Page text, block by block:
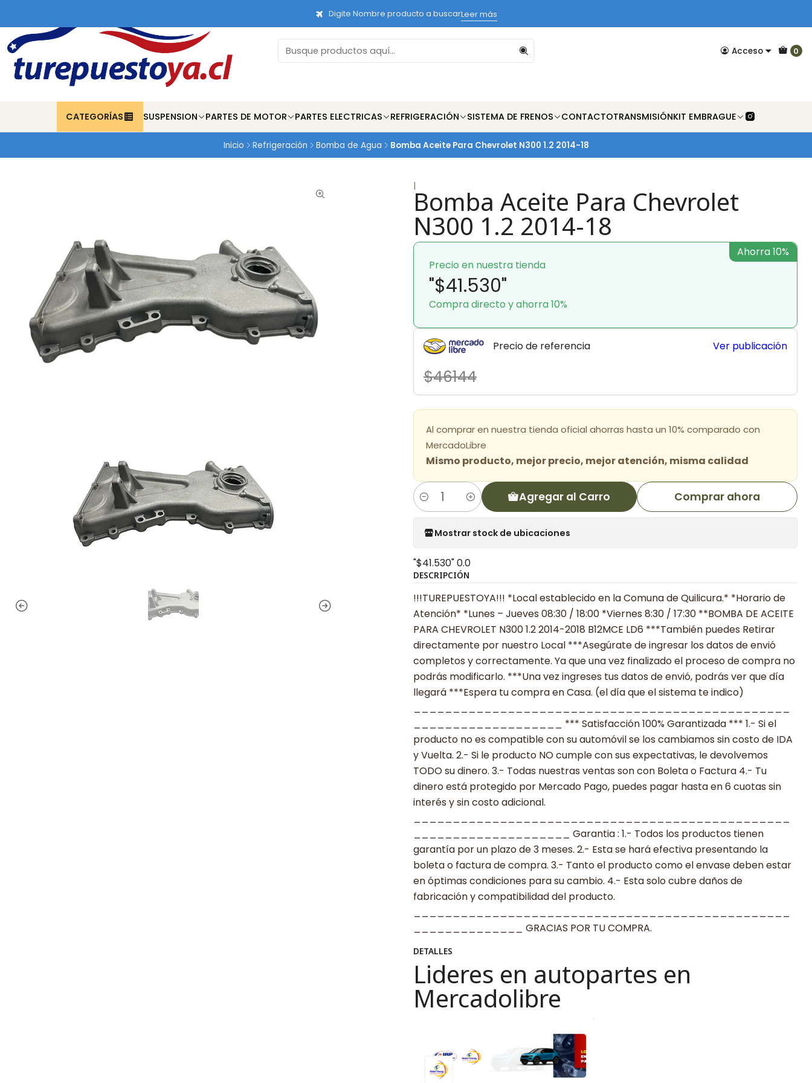
Acceso 0
CATEGORÍAS SUSPENSION PARTES DE MOTOR PARTES ELECTRICAS REFRIGERACIÓN SISTEMA DE FRENOS CONTACTOTRANSMISIÓNKIT EMBRAGUE
Digite Nombre producto a buscarLeer más
Inicio Refrigeración Bomba de Agua Bomba Aceite Para Chevrolet N300 1.2 2014-18
|Bomba Aceite Para Chevrolet
N300 1.2 2014-18
Precio en nuestra tienda
"$41.530"
Compra directo y ahorra 10%
Ahorra 10%
Precio de referencia
$46144
Ver publicación
Al comprar en nuestra tienda oficial ahorras hasta un 10% comparado con
MercadoLibre
Mismo producto, mejor precio, mejor atención, misma calidad
Cantidad Agregar al Carro Comprar ahora
Mostrar stock de ubicaciones
"$41.530"0.0
DESCRIPCIÓN
!!!TUREPUESTOYA!!! *Local establecido en la Comuna de Quilicura.* *Horario de
Atención* *Lunes – Jueves 08:30 / 18:00 *Viernes 8:30 / 17:30 **BOMBA DE ACEITE
PARA CHEVROLET N300 1.2 2014-2018 B12MCE LD6 ***También puedes Retirar
directamente por nuestro Local ***Asegúrate de ingresar los datos de envió
completos y correctamente. Ya que una vez finalizado el proceso de compra no
podrás modificarlo. ***Una vez ingreses tus datos de envió, podrás ver que día
llegará ***Espera tu compra en Casa. (el día que el sistema te indico)
___________________ *** Satisfacción 100% Garantizada *** 1.- Si el
producto no es compatible con su automóvil se los cambiamos sin costo de IDA
y Vuelta. 2.- Si le producto NO cumple con sus expectativas, le devolvemos
TODO su dinero. 3.- Todas nuestras ventas son con Boleta o Factura 4.- Tu
dinero está protegido por Mercado Pago, puedes pagar hasta en 6 cuotas sin
interés y sin costo adicional.
____________________ Garantia : 1.- Todos los productos tienen
garantía por un plazo de 3 meses. 2.- Esta se hará efectiva presentando la
boleta o factura de compra. 3.- Tanto el producto como el envase deben estar
en óptimas condiciones para su cambio. 4.- Esta solo cubre daños de
fabricación y compatibilidad del producto.
______________ GRACIAS POR TU COMPRA.
DETALLES
Lideres en autopartes en
Mercadolibre